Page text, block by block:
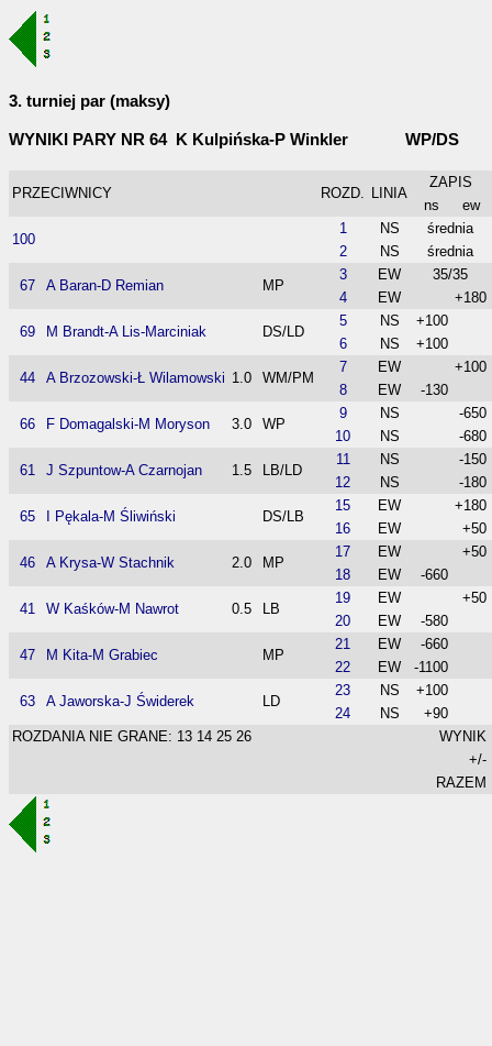
3. turniej par (maksy)
WYNIKI PARY NR 64 K Kulpińska-P Winkler WP/DS
PRZECIWNICY ROZD. LINIA
ZAPIS
ns
ew
100
1 NS
średnia
2
NS średnia
67 A Baran-D Remian MP
3 EW
35/35
4
EW +180
69 M Brandt-A Lis-Marciniak DS/LD
5 NS
+100
6
NS +100
44 A Brzozowski-Ł Wilamowski 1.0 WM/PM
7 EW
+100
8
EW -130
66 F Domagalski-M Moryson 3.0 WP
9 NS
-650
10
NS -680
61 J Szpuntow-A Czarnojan 1.5 LB/LD
11 NS
-150
12
NS -180
65 I Pękala-M Śliwiński DS/LB
15 EW
+180
16
EW +50
46 A Krysa-W Stachnik 2.0 MP
17 EW
+50
18
EW -660
41 W Kaśków-M Nawrot 0.5 LB
19 EW
+50
20
EW -580
47 M Kita-M Grabiec MP
21 EW
-660
22
EW -1100
63 A Jaworska-J Świderek LD
23 NS
+100
24
NS
+90
ROZDANIA NIE GRANE: 13 14 25 26
WYNIK
+/-
RAZEM